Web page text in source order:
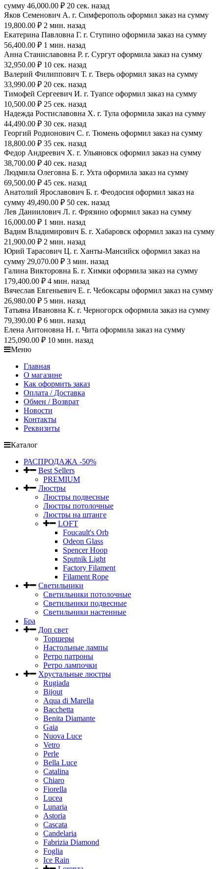
сумму 46,000.00 ₽ 20 сек. назад
Яков Семенович А. г. Симферополь оформил заказ на сумму
19,800.00 ₽ 2 мин. назад
Екатерина Павловна Г. г. Ступино оформила заказ на сумму
56,400.00 ₽ 1 мин. назад
Анна Станиславовна Р. г. Сургут оформила заказ на сумму
32,950.00 ₽ 10 сек. назад
Валерий Филиппович Т. г. Тверь оформил заказ на сумму
33,990.00 ₽ 20 сек. назад
Тимофей Сергеевич И. г. Туапсе оформил заказ на сумму
10,500.00 ₽ 25 сек. назад
Надежда Ростиславовна Х. г. Тула оформила заказ на сумму
44,490.00 ₽ 30 сек. назад
Георгий Родионович С. г. Тюмень оформил заказ на сумму
18,800.00 ₽ 35 сек. назад
Федор Андреевич Х. г. Ульяновск оформил заказ на сумму
38,700.00 ₽ 40 сек. назад
Людмила Олеговна Б. г. Ухта оформила заказ на сумму
69,500.00 ₽ 45 сек. назад
Анатолий Ярославович Б. г. Феодосия оформил заказ на
сумму 49,490.00 ₽ 50 сек. назад
Лев Даниилович Л. г. Фрязино оформил заказ на сумму
16,000.00 ₽ 1 мин. назад
Вадим Владимирович Б. г. Хабаровск оформил заказ на сумму
21,900.00 ₽ 2 мин. назад
Юрий Тарасович Ц. г. Ханты-Мансийск оформил заказ на
сумму 29,070.00 ₽ 3 мин. назад
Галина Викторовна Б. г. Химки оформила заказ на сумму
179,400.00 ₽ 4 мин. назад
Вячеслав Евгеньевич Е. г. Чебоксары оформил заказ на сумму
26,980.00 ₽ 5 мин. назад
Татьяна Ивановна К. г. Черногорск оформила заказ на сумму
79,390.00 ₽ 6 мин. назад
Елена Антоновна Н. г. Чита оформила заказ на сумму
125,090.00 ₽ 10 мин. назад
Меню
Главная
О магазине
Как оформить заказ
Оплата / Доставка
Обмен / Возврат
Новости
Контакты
Реквизиты
Каталог
РАСПРОДАЖА -50%
Best Sellers
PREMIUM
Люстры
Люстры подвесные
Люстры потолочные
Люстры на штанге
LOFT
Foucault's Orb
Odeon Glass
Spencer Hoop
Sputnik Light
Factory Filament
Filament Rope
Светильники
Светильники потолочные
Светильники подвесные
Светильники настенные
Бра
Доп свет
Торшеры
Настольные лампы
Ретро патроны
Ретро лампочки
Хрустальные люстры
Rugiada
Bijout
Aqua di Marella
Bacchetta
Benita Diamante
Gaia
Nuova Luce
Vetro
Perle
Bella Luce
Сatalina
Chiaro
Fiorella
Lucea
Lunaria
Astoria
Cascata
Candelaria
Fabrizia Diamond
Foglia
Ice Rain